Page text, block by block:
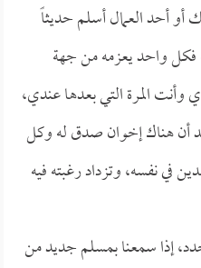
أحد العمال أسلم حديثاً
فكل واحد يعزمه من جهة
المرة التي بعدها عندي،
أن هناك إخوان صدق له وكل
في نفسه، وتزداد رغبته فيه
إذا سمعنا بمسلم جديد من